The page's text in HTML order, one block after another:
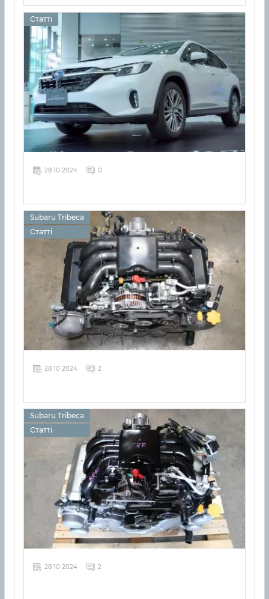
Статті
28 10 2024 0
Subaru Tribeca
Статті
28 10 2024 2
Subaru Tribeca
Статті
28 10 2024 2